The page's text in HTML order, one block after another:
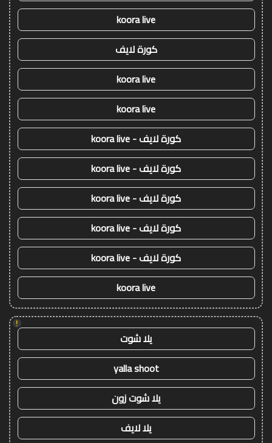
koora live
كورة لايف
koora live
koora live
كورة لايف - koora live
كورة لايف - koora live
كورة لايف - koora live
كورة لايف - koora live
كورة لايف - koora live
koora live
!
يلا شوت
yalla shoot
يلا شوت زون
يلا لايف